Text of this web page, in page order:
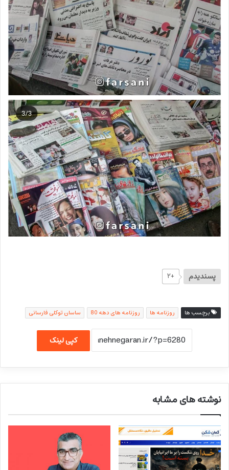
پسندیدم +۲
برچسب ها روزنامه ها روزنامه های دهه 80 ساسان توکلی فارسانی
کپی لینک
نوشته های مشابه